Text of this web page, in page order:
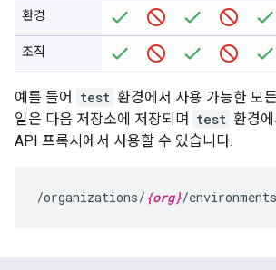
환경
조직
예를 들어 test 환경에서 사용 가능한 모
일은 다음 저장소에 저장되며
test 환경
API 프록시에서 사용할 수 있습니다.
/organizations/ {org}/